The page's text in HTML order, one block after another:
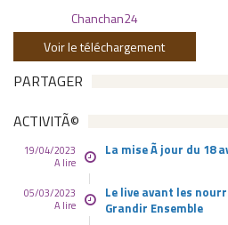
Chanchan24
Voir le téléchargement
PARTAGER
ACTIVITÃ©
19/04/2023
A lire
La mise Ã jour du 18
05/03/2023
A lire
Le live avant les
Grandir Ensemble